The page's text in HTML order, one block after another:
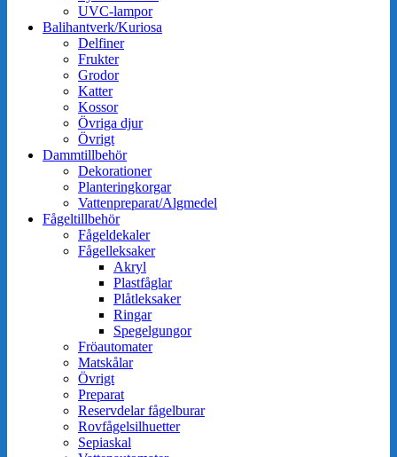
UVC-lampor
Balihantverk/Kuriosa
Delfiner
Frukter
Grodor
Katter
Kossor
Övriga djur
Övrigt
Dammtillbehör
Dekorationer
Planteringkorgar
Vattenpreparat/Algmedel
Fågeltillbehör
Fågeldekaler
Fågelleksaker
Akryl
Plastfåglar
Plåtleksaker
Ringar
Spegelgungor
Fröautomater
Matskålar
Övrigt
Preparat
Reservdelar fågelburar
Rovfågelsilhuetter
Sepiaskal